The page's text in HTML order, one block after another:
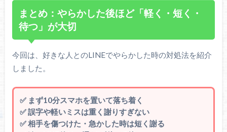
まとめ：やらかした後ほど「軽く・短く・
待つ」が大切
今回は、好きな人とのLINEでやらかした時の対処法を紹介
しました。
✅ まず10分スマホを置いて落ち着く
✅ 誤字や軽いミスは重く謝りすぎない
✅ 相手を傷つけた・急かした時は短く謝る